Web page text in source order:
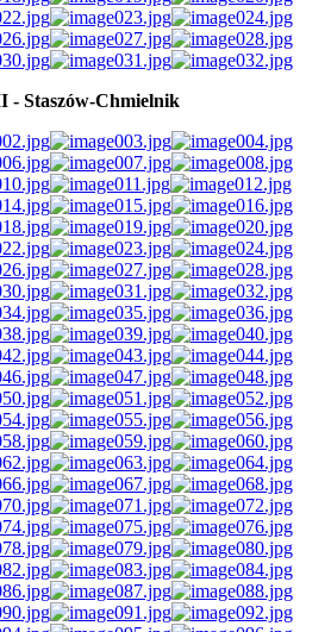
- Staszów-Chmielnik